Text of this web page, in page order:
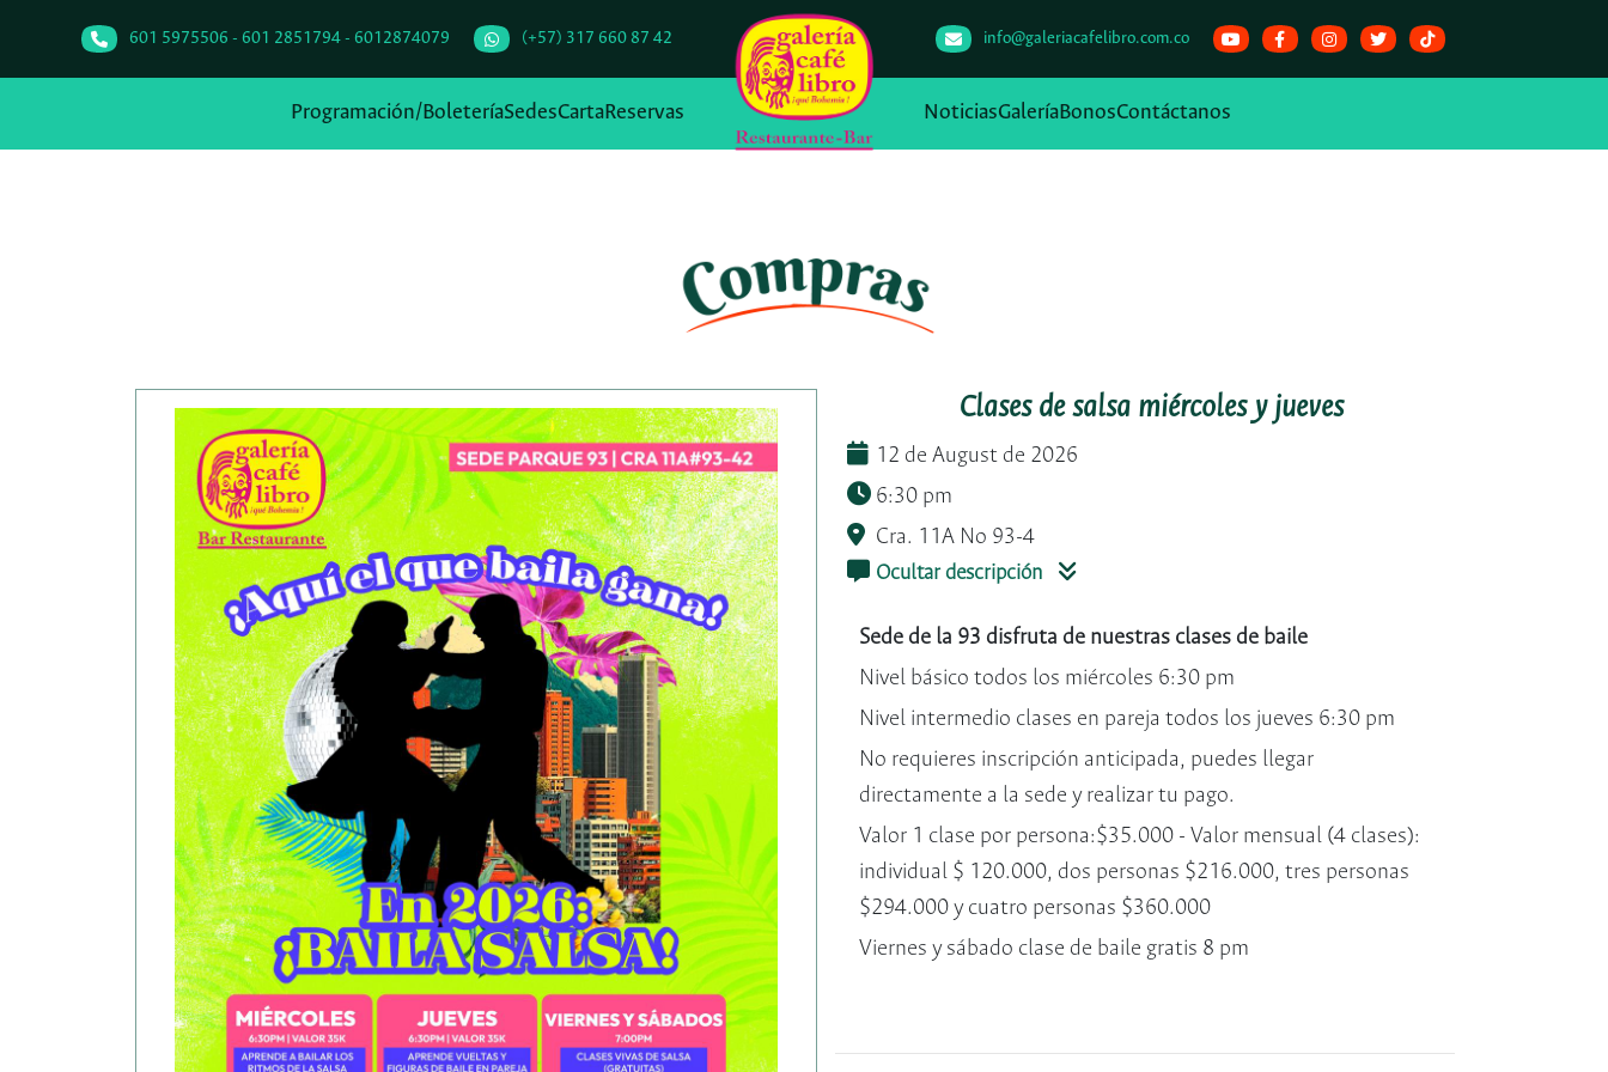
601 5975506 - 601 2851794 - 6012874079 (+57) 317 660 87 42 info@galeriacafelibro.com.co
Programación/BoleteríaSedesCartaReservas NoticiasGaleríaBonosContáctanos
Clases de salsa miércoles y jueves
12 de August de 2026
6:30 pm
Cra. 11A No 93-4
Ocultar descripción
Sede de la 93 disfruta de nuestras clases de baile
Nivel básico todos los miércoles 6:30 pm
Nivel intermedio clases en pareja todos los jueves 6:30 pm
No requieres inscripción anticipada, puedes llegar
directamente a la sede y realizar tu pago.
Valor 1 clase por persona:$35.000 - Valor mensual (4 clases):
individual $ 120.000, dos personas $216.000, tres personas
$294.000 y cuatro personas $360.000
Viernes y sábado clase de baile gratis 8 pm